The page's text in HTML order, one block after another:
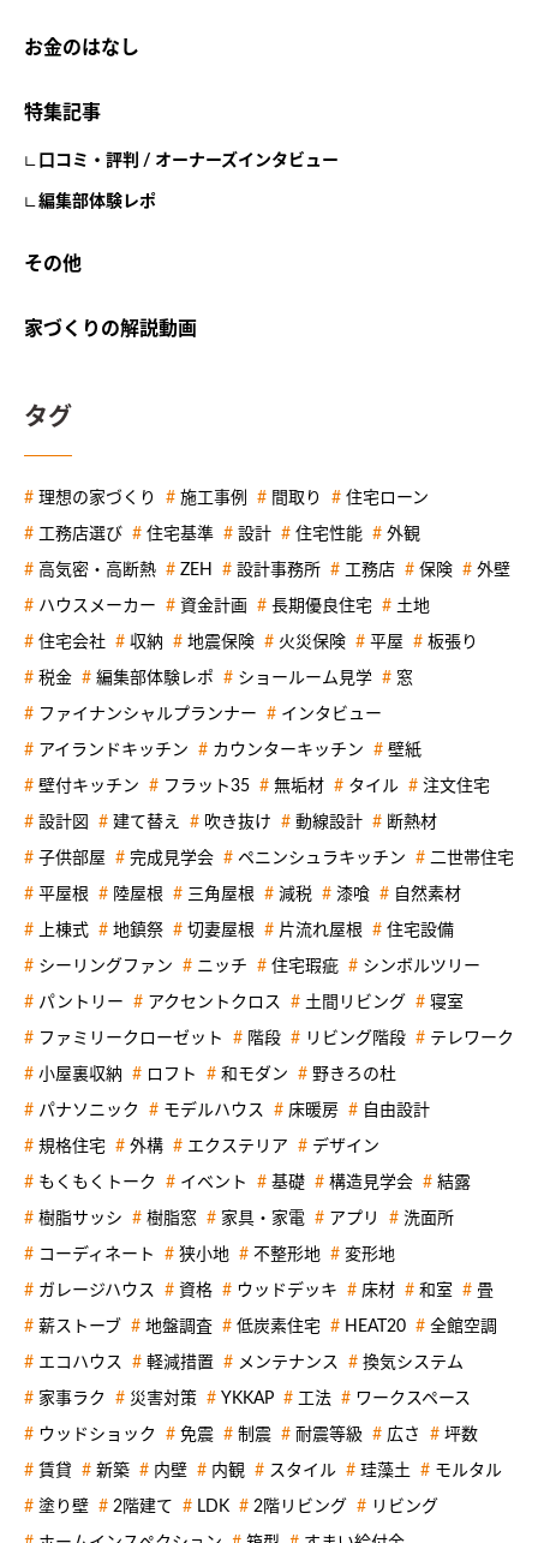
お金のはなし
特集記事
口コミ・評判 / オーナーズインタビュー
編集部体験レポ
その他
家づくりの解説動画
タグ
理想の家づくり 施工事例 間取り 住宅ローン
工務店選び 住宅基準 設計 住宅性能 外観
高気密・高断熱 ZEH 設計事務所 工務店 保険 外壁
ハウスメーカー 資金計画 長期優良住宅 土地
住宅会社 収納 地震保険 火災保険 平屋 板張り
税金 編集部体験レポ ショールーム見学 窓
ファイナンシャルプランナー インタビュー
アイランドキッチン カウンターキッチン 壁紙
壁付キッチン フラット35 無垢材 タイル 注文住宅
設計図 建て替え 吹き抜け 動線設計 断熱材
子供部屋 完成見学会 ペニンシュラキッチン 二世帯住宅
平屋根 陸屋根 三角屋根 減税 漆喰 自然素材
上棟式 地鎮祭 切妻屋根 片流れ屋根 住宅設備
シーリングファン ニッチ 住宅瑕疵 シンボルツリー
パントリー アクセントクロス 土間リビング 寝室
ファミリークローゼット 階段 リビング階段 テレワーク
小屋裏収納 ロフト 和モダン 野きろの杜
パナソニック モデルハウス 床暖房 自由設計
規格住宅 外構 エクステリア デザイン
もくもくトーク イベント 基礎 構造見学会 結露
樹脂サッシ 樹脂窓 家具・家電 アプリ 洗面所
コーディネート 狭小地 不整形地 変形地
ガレージハウス 資格 ウッドデッキ 床材 和室 畳
薪ストーブ 地盤調査 低炭素住宅 HEAT20 全館空調
エコハウス 軽減措置 メンテナンス 換気システム
家事ラク 災害対策 YKKAP 工法 ワークスペース
ウッドショック 免震 制震 耐震等級 広さ 坪数
賃貸 新築 内壁 内観 スタイル 珪藻土 モルタル
塗り壁 2階建て LDK 2階リビング リビング